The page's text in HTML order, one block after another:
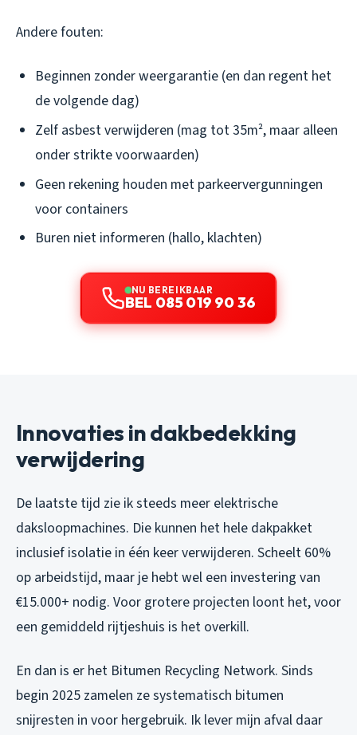
Andere fouten:
Beginnen zonder weergarantie (en dan regent het
de volgende dag)
Zelf asbest verwijderen (mag tot 35m², maar alleen
onder strikte voorwaarden)
Geen rekening houden met parkeervergunningen
voor containers
Buren niet informeren (hallo, klachten)
NU BEREIKBAAR
BEL 085 019 90 36
Innovaties in dakbedekking
verwijdering
De laatste tijd zie ik steeds meer elektrische
daksloopmachines. Die kunnen het hele dakpakket
inclusief isolatie in één keer verwijderen. Scheelt 60%
op arbeidstijd, maar je hebt wel een investering van
€15.000+ nodig. Voor grotere projecten loont het, voor
een gemiddeld rijtjeshuis is het overkill.
En dan is er het Bitumen Recycling Network. Sinds
begin 2025 zamelen ze systematisch bitumen
snijresten in voor hergebruik. Ik lever mijn afval daar